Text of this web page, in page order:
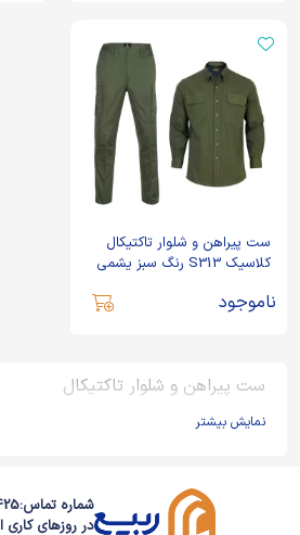
ست پیراهن و شلوار تاکتیکال
کلاسیک S313 رنگ سبز یشمی
ناموجود
ست پیراهن و شلوار تاکتیکال
نمایش بیشتر
شماره تماس:
در روزهای کاری از